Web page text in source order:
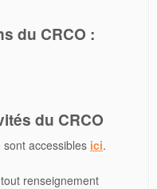
du CRCO :
du CRCO
accessibles ici.
renseignement